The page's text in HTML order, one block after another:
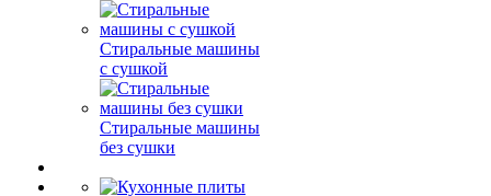
Стиральные машины
с сушкой
Стиральные машины
без сушки